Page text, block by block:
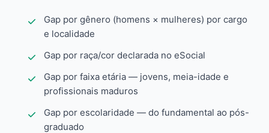
Gap por gênero (homens × mulheres) por cargo
e localidade
Gap por raça/cor declarada no eSocial
Gap por faixa etária — jovens, meia-idade e
profissionais maduros
Gap por escolaridade — do fundamental ao pós-
graduado